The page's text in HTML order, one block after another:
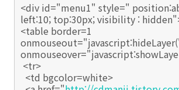
<div id="menu1" style="
left:10; top:30px; visibility :
<table border=1
<tr>
<td bgcolor=white>